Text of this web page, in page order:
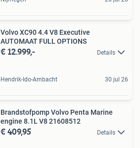
Volvo XC90 4.4 V8 Executive
AUTOMAAT FULL OPTIONS
€ 12.999,- Details
Hendrik-Ido-Ambacht 30 jul 26
Brandstofpomp Volvo Penta Marine
engine 8.1L V8 21608512
€ 409,95 Details